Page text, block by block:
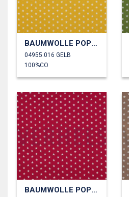
BAUMWOLLE POPELINE KLEINE STERNE
04955.016 GELB
100%CO
BAUMWOLLE POPELINE KLEINE STERNE